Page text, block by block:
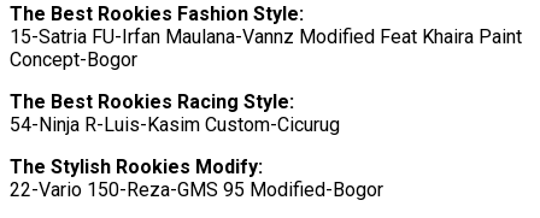
The Best Rookies Fashion Style:
15-Satria FU-Irfan Maulana-Vannz Modified Feat Khaira Paint
Concept-Bogor
The Best Rookies Racing Style:
54-Ninja R-Luis-Kasim Custom-Cicurug
The Stylish Rookies Modify:
22-Vario 150-Reza-GMS 95 Modified-Bogor